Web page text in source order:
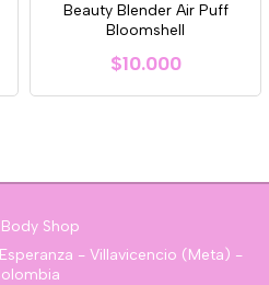
Beauty Blender Air Puff
Bloomshell
$10.000
Shop
- Villavicencio (Meta) -